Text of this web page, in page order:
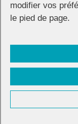
modifier vos
le pied de page.